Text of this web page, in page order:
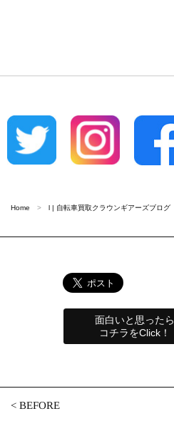
Home l | 自転車買取クラウンギアーズブログ
面白いと思ったら
コチラをClick！
<BEFORE